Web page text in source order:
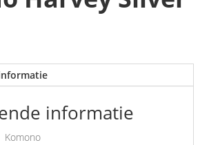
informatie
Komono